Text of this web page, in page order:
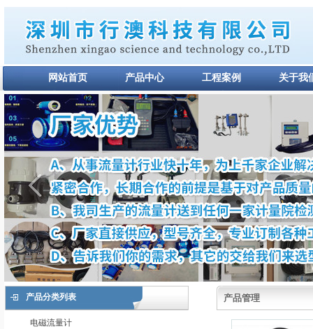
网站首页 产品中心 工程案例 关于我
产品分类列表
电磁流量计
产品管理